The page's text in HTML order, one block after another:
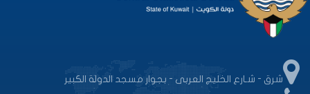
شرق - شـارع الخليج العربى - بجوار مسجد الدولة الكبير